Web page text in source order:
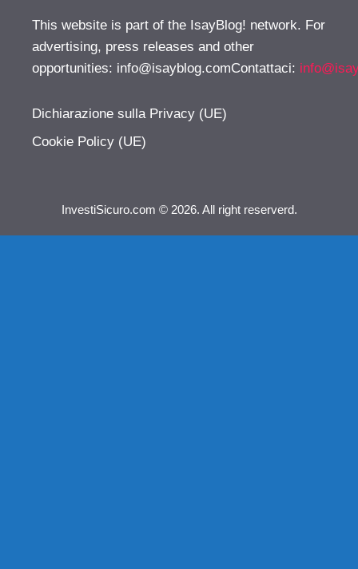
This website is part of the IsayBlog! network. For
advertising, press releases and other
opportunities: info@isayblog.comContattaci:
Dichiarazione sulla Privacy (UE)
Cookie Policy (UE)
InvestiSicuro.com © 2026. All right reserverd.